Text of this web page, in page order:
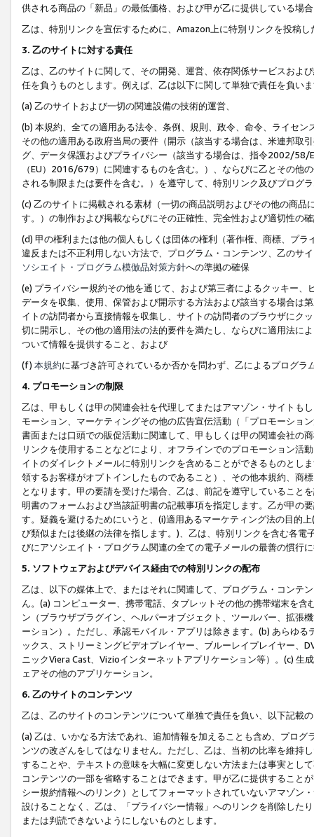
供される商品の「新品」の最低価格、および甲が乙に提供している場
乙は、特別リンクを宣伝するために、Amazon上に特別リンクを投稿
3. 乙のサイトに対する責任
乙は、乙のサイトに関して、その開発、運営、依存関係サービスおよ
任を負うものとします。例えば、乙は以下に関して単独で責任を負い
(a) 乙のサイトおよび一切の関連設備の技術的運営、
(b) 本規約、全ての適用ある法令、条例、規則、政令、命令、ライセ
その他の適用ある政府当局の要件（開示（該当する場合は、米連邦取
グ、データ保護およびプライバシー（該当する場合は、指令2002/58/
（EU）2016/679）に関連するものを含む。）、ならびに乙とその他
される制限または要件を含む。）を遵守して、特別リンク及びプログ
(c) 乙のサイトに掲載される素材（一切の商品説明およびその他の商
す。）の制作および掲載ならびにその正確性、完全性および適切性の
(d) 甲の権利または他の個人もしくは団体の権利（著作権、商標、プ
違反または不正利用しない方法で、プログラム・コンテンツ、乙のサ
ソシエイト・プログラム模倣品対策方針への準拠の確保
(e) プライバシー規約その他を通じて、および第三者によるクッキー
データを収集、使用、保管および開示する方法および該当する場合は
イトの訪問者から直接情報を収集し、サイトの訪問者のブラウザにク
切に開示し、その他の適用法の法的要件を満たし、ならびに適用法に
ついて情報を提供すること、および
(f) 本規約に基づき許可されているか否かを問わず、乙によるプログ
4. プロモーションの制限
乙は、甲もしくは甲の関連会社を代理してまたはアマゾン・サイトも
モーション、マーケティングその他の広告宣伝活動（「プロモーショ
書面または口頭での販促活動に関連して、甲もしくは甲の関連会社の
リンクを使用することなどにより、オフラインでのプロモーション活
イトのダイレクトメールに特別リンクを含めることができるものとし
領するお客様がオプトインしたものであること）、その他本規約、商
となります。甲の要請を受けた場合、乙は、前記を遵守していること
明書のフォームおよび当該証明書の記載事項を指定します。乙が甲の
す。疑義を避けるためにいうと、(i)適用あるマーケティング法の目的
び類似または後継の法律を指します。)、乙は、特別リンクを含む各
びにアソシエイト・プログラム関連の全ての電子メールの最善の慣行
5. ソフトウェアおよびデバイス経由での特別リンクの配布
乙は、以下の媒体上で、またはそれに関連して、プログラム・コンテ
ん。(a) コンピューター、携帯電話、タブレットその他の携帯端末を
ン（ブラウザプラグイン、ヘルパーオブジェクト、ツールバー、拡張
ーション）。ただし、承認モバイル・アプリは除きます。(b) あらゆ
ックス、ストリーミングビデオプレイヤー、ブルーレイプレイヤー、
ニックViera Cast、Vizioインターネットアプリケーション等）。(c)
ェアその他のアプリケーション。
6. 乙のサイトのコンテンツ
乙は、乙のサイトのコンテンツについて単独で責任を負い、以下記載
(a) 乙は、いかなる方法であれ、追加情報を加えることも含め、プロ
ンツの改ざんをしてはなりません。ただし、乙は、当初の比率を維持
することや、テキストの意味を大幅に変更しない方法または事実とし
コンテンツの一部を省略することはできます。甲が乙に提供すること
シー規約情報へのリンク）としてフォーマットされていないアマゾン
設けることなく、乙は、「プライバシー情報」へのリンクを削除した
または判読できないようにしないものとします。